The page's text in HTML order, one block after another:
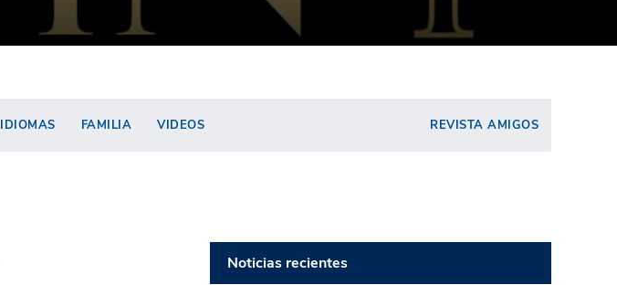
IDIOMAS FAMILIA VIDEOS REVISTA AMIGOS
Noticias recientes